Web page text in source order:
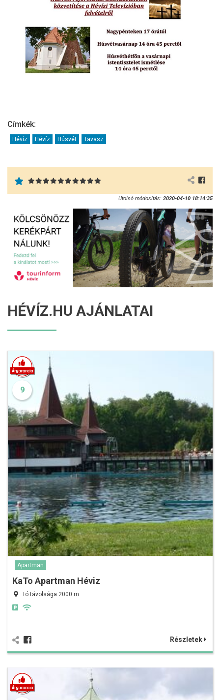
Címkék:
Hévíz Hévíz Húsvét Tavasz
Utolsó módosítás: 2020-04-10 18:14:35
HÉVÍZ.HU AJÁNLATAI
9
Apartman
KaTo Apartman Héviz
Tó távolsága 2000 m
Részletek